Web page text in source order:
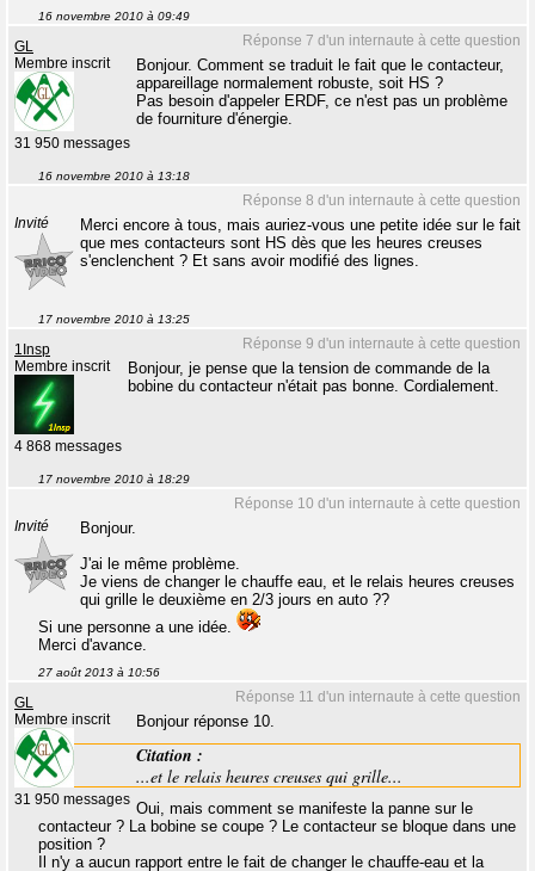
16 novembre 2010 à 09:49
Réponse 7 d'un internaute à cette question
GL
Membre inscrit
31 950 messages
Bonjour. Comment se traduit le fait que le contacteur,
appareillage normalement robuste, soit HS ?
Pas besoin d'appeler ERDF, ce n'est pas un problème
de fourniture d'énergie.
16 novembre 2010 à 13:18
Réponse 8 d'un internaute à cette question
Invité
Merci encore à tous, mais auriez-vous une petite idée sur le fait
que mes contacteurs sont HS dès que les heures creuses
s'enclenchent ? Et sans avoir modifié des lignes.
17 novembre 2010 à 13:25
Réponse 9 d'un internaute à cette question
1Insp
Membre inscrit
4 868 messages
Bonjour, je pense que la tension de commande de la
bobine du contacteur n'était pas bonne. Cordialement.
17 novembre 2010 à 18:29
Réponse 10 d'un internaute à cette question
Invité
Bonjour.
J'ai le même problème.
Je viens de changer le chauffe eau, et le relais heures creuses
qui grille le deuxième en 2/3 jours en auto ??
Si une personne a une idée.
Merci d'avance.
27 août 2013 à 10:56
Réponse 11 d'un internaute à cette question
GL
Membre inscrit
31 950 messages
Bonjour réponse 10.
Citation :
...et le relais heures creuses qui grille...
Oui, mais comment se manifeste la panne sur le
contacteur ? La bobine se coupe ? Le contacteur se bloque dans une
position ?
Il n'y a aucun rapport entre le fait de changer le chauffe-eau et la